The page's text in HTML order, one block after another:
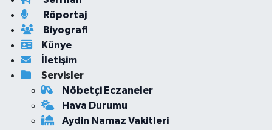
Röportaj
Biyografi
Künye
İletişim
Servisler
Nöbetçi Eczaneler
Hava Durumu
Aydin Namaz Vakitleri